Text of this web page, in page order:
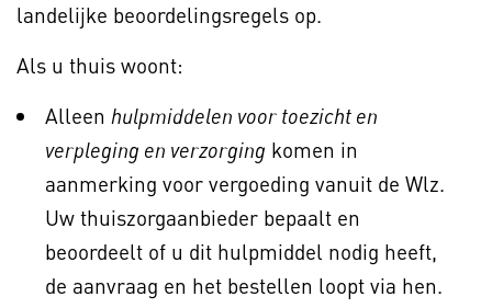
landelijke beoordelingsregels op.
Als u thuis woont:
Alleen hulpmiddelen voor toezicht en
verpleging en verzorging komen in
aanmerking voor vergoeding vanuit de Wlz.
Uw thuiszorgaanbieder bepaalt en
beoordeelt of u dit hulpmiddel nodig heeft,
de aanvraag en het bestellen loopt via hen.